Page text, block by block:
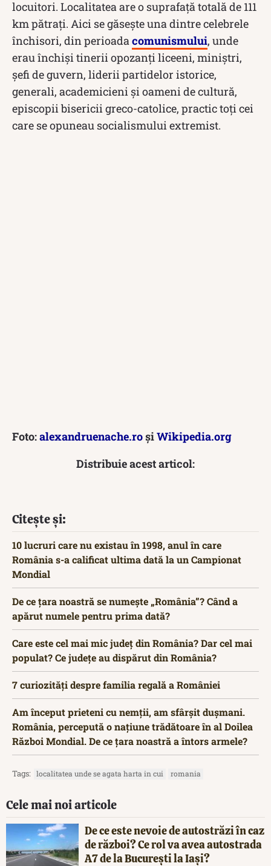
locuitori. Localitatea are o suprafață totală de 111
km pătrați. Aici se găsește una dintre celebrele
închisori, din perioada comunismului, unde
erau închiși tinerii opozanți liceeni, miniștri,
șefi de guvern, liderii partidelor istorice,
generali, academicieni și oameni de cultură,
episcopii bisericii greco-catolice, practic toți cei
care se opuneau socialismului extremist.
Foto:alexandruenache.roșiWikipedia.org
Distribuie acest articol:
Citește și:
10 lucruri care nu existau în 1998, anul în care
România s-a calificat ultima dată la un Campionat
Mondial
De ce țara noastră se numește „România”? Când a
apărut numele pentru prima dată?
Care este cel mai mic județ din România? Dar cel mai
populat? Ce județe au dispărut din România?
7 curiozități despre familia regală a României
Am început prieteni cu nemții, am sfârșit dușmani.
România, percepută o națiune trădătoare în al Doilea
Război Mondial. De ce țara noastră a întors armele?
Tags: localitatea unde se agata harta in cui romania
Cele mai noi articole
De ce este nevoie de autostrăzi în caz
de război? Ce rol va avea autostrada
A7 de la București la Iași?